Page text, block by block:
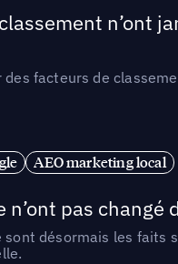
n’ont
facteurs de
AEO marketing local
pas
désormais les